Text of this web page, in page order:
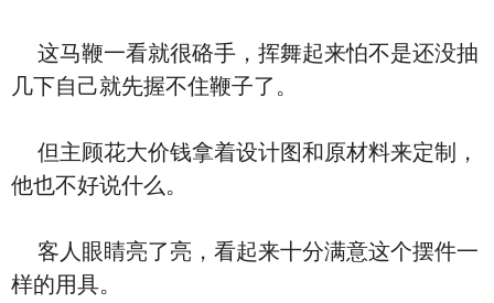
这马鞭一看就很硌手，挥舞起来怕不是还没抽
几下自己就先握不住鞭子了。
但主顾花大价钱拿着设计图和原材料来定制，
他也不好说什么。
客人眼睛亮了亮，看起来十分满意这个摆件一
样的用具。